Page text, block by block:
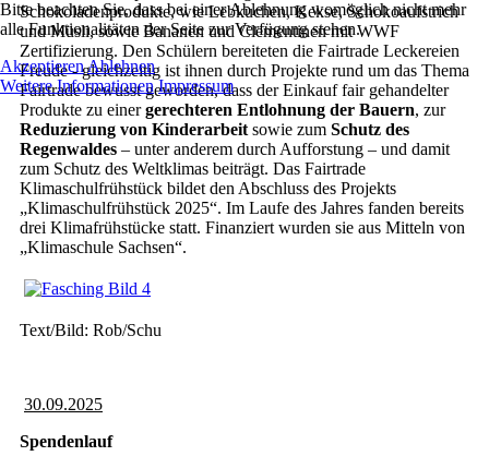
Schokoladenprodukte, wie Lebkuchen, Kekse, Schokoaufstrich
und Müsli, sowie Bananen und Clementinen mit WWF
Zertifizierung. Den Schülern bereiteten die Fairtrade Leckereien
Freude - gleichzeitig ist ihnen durch Projekte rund um das Thema
Fairtrade bewusst geworden, dass der Einkauf fair gehandelter
Produkte zu einergerechteren Entlohnung der Bauern, zur
Reduzierung von Kinderarbeit sowie zum Schutz des
Regenwaldes – unter anderem durch Aufforstung – und damit
zum Schutz des Weltklimas beiträgt. Das Fairtrade
Klimaschulfrühstück bildet den Abschluss des Projekts
„Klimaschulfrühstück 2025“. Im Laufe des Jahres fanden bereits
drei Klimafrühstücke statt. Finanziert wurden sie aus Mitteln von
„Klimaschule Sachsen“.
Text/Bild: Rob/Schu
30.09.2025
Spendenlauf
Bitte beachten Sie, dass bei einer Ablehnung womöglich nicht mehr
alle Funktionalitäten der Seite zur Verfügung stehen.
AkzeptierenAblehnen
Weitere Informationen Impressum